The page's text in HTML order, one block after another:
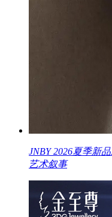
JNBY 2026夏季新
艺术叙事